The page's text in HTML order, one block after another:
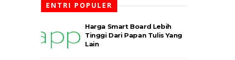
ENTRI POPULER
Harga Smart Board Lebih
Tinggi Dari Papan Tulis Yang
Lain